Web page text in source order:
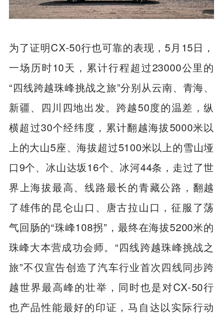
为了证明CX-50行也可靠的表现，5月15日，
一场历时10天，累计行程超过23000公里的
“四线跨越珠峰挑战之旅”分别从云南、青海、
新疆、四川四地出发。跨越50度的温差，纵
横超过30个经纬度，累计翻越海拔5000米以
上的大山5座、海拔超过5100米以上的雪山垭
口9个、冰山达坂16个、冰河44条，走过了世
界上海拔最高、线路最长的青藏公路，翻越
了雄伟的昆仑山口、唐古拉山口，征服了荡
气回肠的“珠峰108拐”，最终在海拔5200米的
珠峰大本营成功会师。“四线跨越珠峰挑战之
旅”不仅宣告创造了汽车行业首次四线同步跨